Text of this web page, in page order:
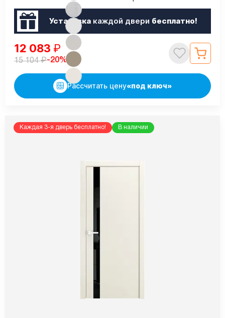
Установкакаждой двери бесплатно!
12 083 ₽
15 104₽-20%
Рассчитать цену«под ключ»
Каждая 3-я дверь бесплатно! В наличии